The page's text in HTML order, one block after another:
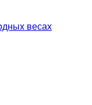
весах